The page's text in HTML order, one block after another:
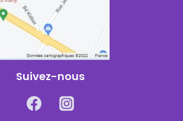
Suivez-nous